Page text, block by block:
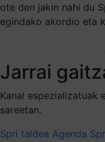
ote den jakin nahi du
egindako akordio eta
Jarrai
Kanal espezializatuak
sareetan.
Spri taldea Agenda